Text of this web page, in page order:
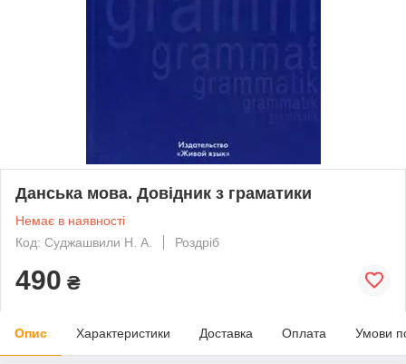
Данська мова. Довідник з граматики
Немає в наявності
Код: Суджашвили Н. А.
Роздріб
490 ₴
Опис Характеристики Доставка Оплата Умови